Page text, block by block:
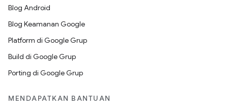
Blog Android
Blog Keamanan Google
Platform di Google Grup
Build di Google Grup
Porting di Google Grup
MENDAPATKAN BANTUAN